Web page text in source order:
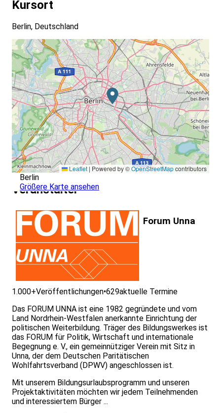
Kursort
Berlin, Deutschland
Leaflet | Powered by ©OpenStreetMapcontributors
Berlin
Größere Karte ansehen
Veranstalter
Forum Unna
1.000+Veröffentlichungen•629aktuelle Termine
Das FORUM UNNA ist eine 1982 gegründete und vom
Land Nordrhein-Westfalen anerkannte Einrichtung der
politischen Weiterbildung. Träger des Bildungswerkes ist
das FORUM für Politik, Wirtschaft und internationale
Begegnung e. V., ein gemeinnütziger Verein mit Sitz in
Unna, der dem Deutschen Paritätischen
Wohlfahrtsverband (DPWV) angeschlossen ist.
Mit unserem Bildungsurlaubsprogramm und unseren
Projektaktivitäten möchten wir jedem Teilnehmenden
und interessiertem Bürger ...